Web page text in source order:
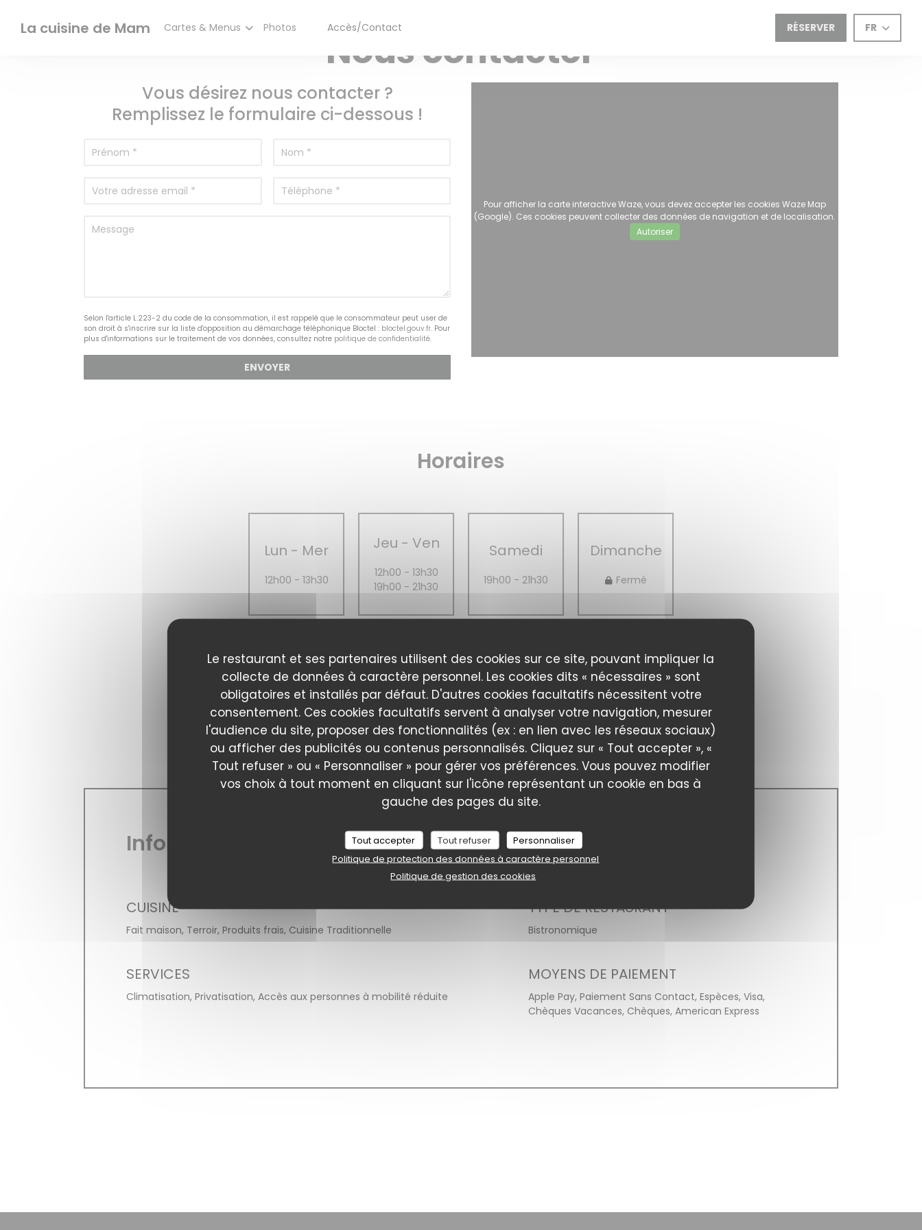
Le restaurant et ses partenaires utilisent des cookies sur ce site, pouvant impliquer la
collecte de données à caractère personnel. Les cookies dits « nécessaires » sont
obligatoires et installés par défaut. D'autres cookies facultatifs nécessitent votre
consentement. Ces cookies facultatifs servent à analyser votre navigation, mesurer
l'audience du site, proposer des fonctionnalités (ex : en lien avec les réseaux sociaux)
ou afficher des publicités ou contenus personnalisés. Cliquez sur « Tout accepter », «
Tout refuser » ou « Personnaliser » pour gérer vos préférences. Vous pouvez modifier
vos choix à tout moment en cliquant sur l'icône représentant un cookie en bas à
gauche des pages du site.
Tout accepter Tout refuser
Personnaliser
Politique de protection des données à caractère personnel
Politique de gestion des cookies
La cuisine de Mam Cartes & Menus Photos ((ouvre une nouvelle fenêtre))
((ouvre une nouvelle fenêtre))
Accès/Contact RÉSERVER FR
Nous contacter
Vous désirez nous contacter ?
Remplissez le formulaire ci-dessous !
Selon l'article L.223-2 du code de la consommation, il est rappelé que le consommateur peut user de
son droit à s'inscrire sur la liste d'opposition au démarchage téléphonique Bloctel : bloctel.gouv.fr. Pour
plus d'informations sur le traitement de vos données, consultez notre politique de confidentialité.
Pour afficher la carte interactive Waze, vous devez accepter les cookies Waze Map
(Google). Ces cookies peuvent collecter des données de navigation et de localisation.
Autoriser
Horaires
Lun - Mer
12h00 - 13h30
Jeu - Ven
12h00 - 13h30
19h00 - 21h30
Samedi
19h00 - 21h30
Dimanche
Fermé
RÉSERVER
Infos pratiques
CUISINE
Fait maison, Terroir, Produits frais, Cuisine Traditionnelle
TYPE DE RESTAURANT
Bistronomique
SERVICES
Climatisation, Privatisation, Accès aux personnes à mobilité réduite
MOYENS DE PAIEMENT
Apple Pay, Paiement Sans Contact, Espèces, Visa,
Chèques Vacances, Chèques, American Express
La cuisine de Mam